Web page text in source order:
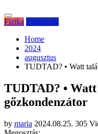
Fizika Tanuljunk
Home
2024
augusztus
TUDTAD? • Watt
TUDTAD? •
gőzkondenzátor
by maria 2024.08.25. 305